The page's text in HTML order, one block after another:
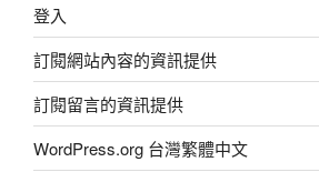
登入
訂閱網站內容的資訊提供
訂閱留言的資訊提供
WordPress.org 台灣繁體中文